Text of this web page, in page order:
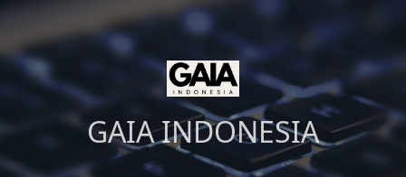
Skip
content
GAIA INDONESIA